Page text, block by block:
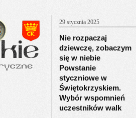
29 stycznia 2025
Nie rozpaczaj
dziewczę, zobaczym
się w niebie
Powstanie
styczniowe w
Świętokrzyskiem.
Wybór wspomnień
uczestników walk